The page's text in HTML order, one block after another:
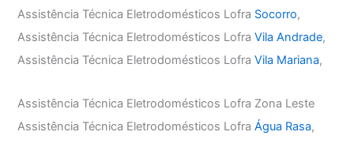
Assistência Técnica Eletrodomésticos Lofra Socorro,
Assistência Técnica Eletrodomésticos LofraVila Andrade,
Assistência Técnica Eletrodomésticos LofraVila Mariana,
Assistência Técnica Eletrodomésticos Lofra Zona Leste
Assistência Técnica Eletrodomésticos LofraÁgua Rasa,